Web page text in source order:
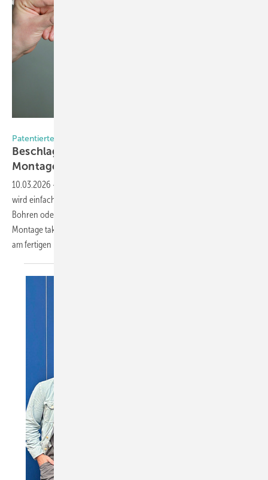
Patentierte 4K-Technik von Innoperform
Beschlagsunabhängiger Falzlüfter für flexible
Montage
10.03.2026 -
wird einfach in die Dichtungsebene eingeclipst – ohne Fräsen,
Bohren oder Schrauben. Das spart Zeit und Kosten, macht die
Montage taktzeitneutral und ermöglicht nachträgliche Änderungen
am fertigen